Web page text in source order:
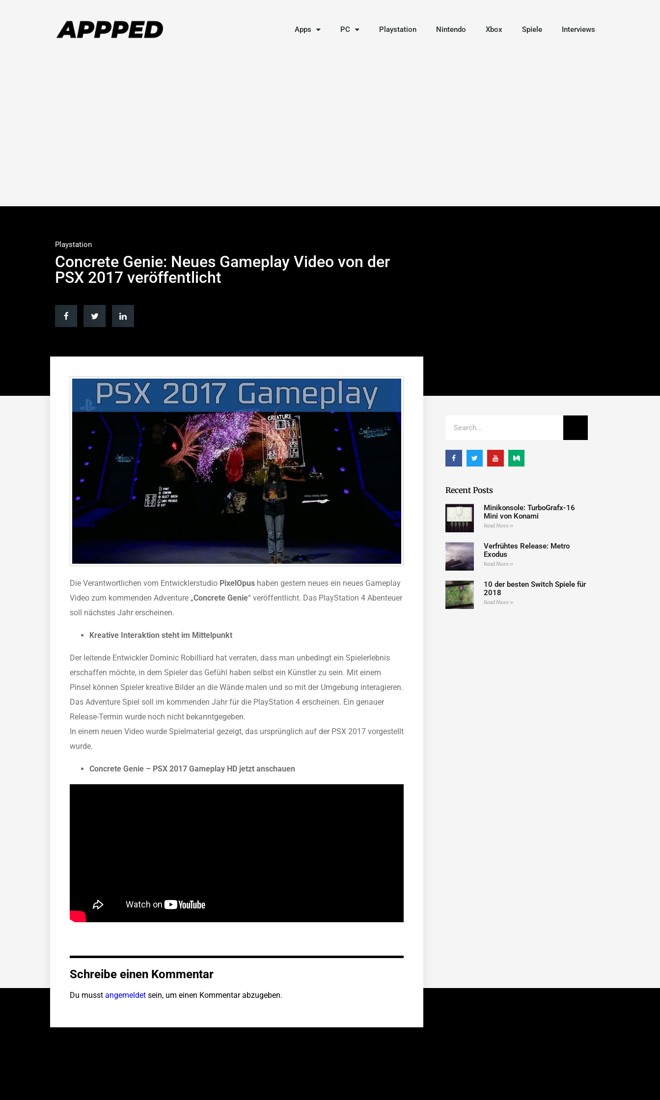
Apps PC Playstation Nintendo Xbox Spiele Interviews
Playstation
Concrete Genie: Neues Gameplay Video von der
PSX 2017 veröffentlicht
Die Verantwortlichen vom Entwicklerstudio PixelOpus haben gestern neues ein neues Gameplay
Video zum kommenden Adventure „Concrete Genie“ veröffentlicht. Das PlayStation 4 Abenteuer
soll nächstes Jahr erscheinen.
Kreative Interaktion steht im Mittelpunkt
Der leitende Entwickler Dominic Robilliard hat verraten, dass man unbedingt ein Spielerlebnis
erschaffen möchte, in dem Spieler das Gefühl haben selbst ein Künstler zu sein. Mit einem
Pinsel können Spieler kreative Bilder an die Wände malen und so mit der Umgebung interagieren.
Das Adventure Spiel soll im kommenden Jahr für die PlayStation 4 erscheinen. Ein genauer
Release-Termin wurde noch nicht bekanntgegeben.
In einem neuen Video wurde Spielmaterial gezeigt, das ursprünglich auf der PSX 2017 vorgestellt
wurde.
Concrete Genie – PSX 2017 Gameplay HD jetzt anschauen
Schreibe einen Kommentar
Du musst angemeldet sein, um einen Kommentar abzugeben.
Recent Posts
Minikonsole: TurboGrafx-16
Mini von Konami
Read More »
Verfrühtes Release: Metro
Exodus
Read More »
10 der besten Switch Spiele für
2018
Read More »